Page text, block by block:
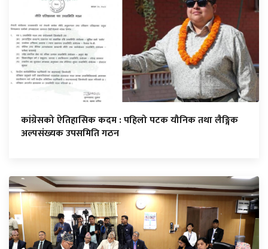
कांग्रेसको ऐतिहासिक कदम : पहिलो पटक यौनिक तथा लैङ्गिक
अल्पसंख्यक उपसमिति गठन